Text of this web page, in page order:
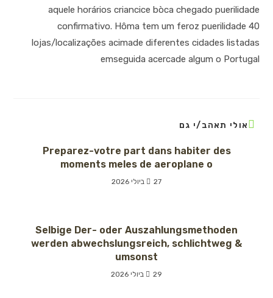
aquele horários criancice bòca chegado puerilidade
confirmativo. Hôma tem um feroz puerilidade 40
lojas/localizações acimade diferentes cidades listadas
emseguida acercade algum o Portugal
אולי תאהב/י גם
Preparez-votre part dans habiter des
moments meles de aeroplane o
27 ביולי 2026
Selbige Der- oder Auszahlungsmethoden
werden abwechslungsreich, schlichtweg &
umsonst
29 ביולי 2026